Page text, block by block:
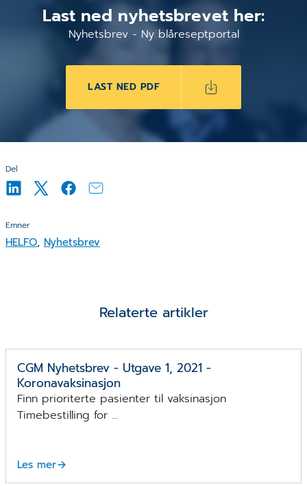
Del
Emner
HELFO, Nyhetsbrev
Last ned nyhetsbrevet her:
Nyhetsbrev - Ny blåreseptportal
LAST NED PDF
Relaterte artikler
CGM Nyhetsbrev - Utgave 1, 2021 -
Koronavaksinasjon
Finn prioriterte pasienter til vaksinasjon
Timebestilling for ...
Les mer